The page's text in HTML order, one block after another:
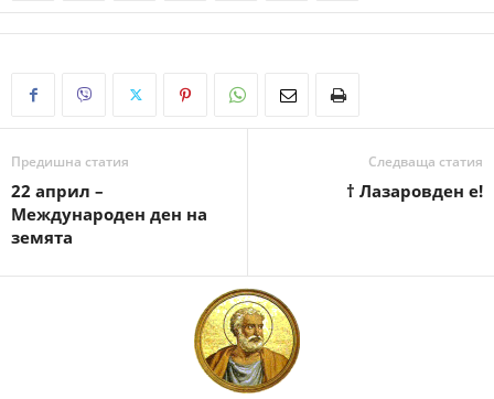
Предишна статия
22 април –
Международен ден на
земята
Следваща статия
† Лазаровден е!